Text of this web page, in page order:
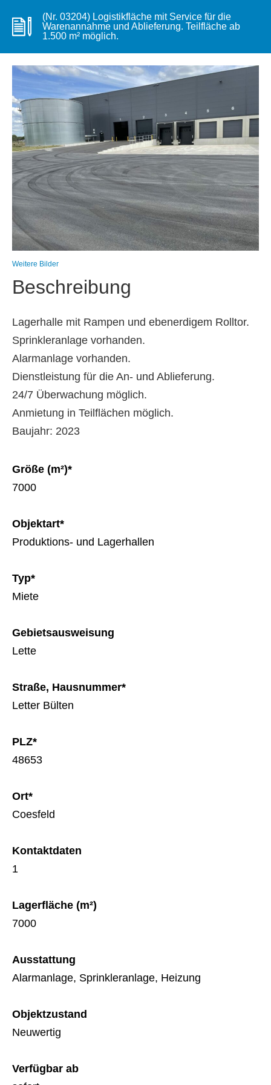
(Nr. 03204) Logistikfläche mit Service für die
Warenannahme und Ablieferung. Teilfläche ab
1.500 m² möglich.
Weitere Bilder
Beschreibung
Lagerhalle mit Rampen und ebenerdigem Rolltor.
Sprinkleranlage vorhanden.
Alarmanlage vorhanden.
Dienstleistung für die An- und Ablieferung.
24/7 Überwachung möglich.
Anmietung in Teilflächen möglich.
Baujahr: 2023
Größe (m²)*
7000
Objektart*
Produktions- und Lagerhallen
Typ*
Miete
Gebietsausweisung
Lette
Straße, Hausnummer*
Letter Bülten
PLZ*
48653
Ort*
Coesfeld
Kontaktdaten
1
Lagerfläche (m²)
7000
Ausstattung
Alarmanlage, Sprinkleranlage, Heizung
Objektzustand
Neuwertig
Verfügbar ab